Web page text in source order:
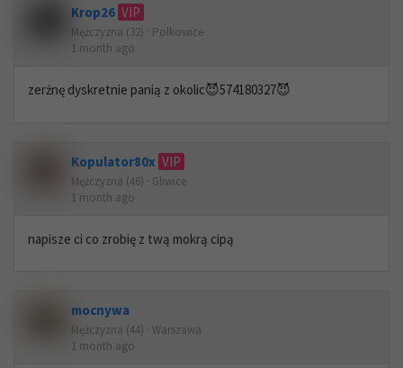
Krop26 VIP
Mężczyzna (32) · Polkowice
1 month ago
zerżnę dyskretnie panią z okolic😈574180327😈
Kopulator80x VIP
Mężczyzna (46) · Gliwice
1 month ago
napisze ci co zrobię z twą mokrą cipą
mocnywa
Mężczyzna (44) · Warszawa
1 month ago